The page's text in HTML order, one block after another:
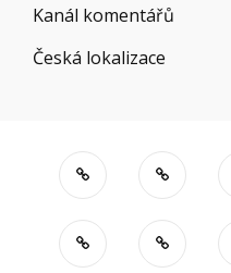
Kanál komentářů
Česká lokalizace